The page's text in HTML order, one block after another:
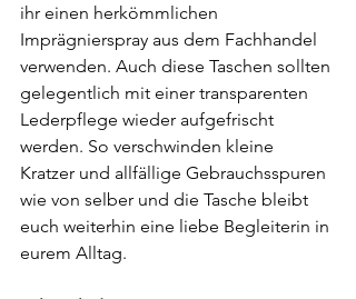
ihr einen herkömmlichen
Imprägnierspray aus dem Fachhandel
verwenden. Auch diese Taschen sollten
gelegentlich mit einer transparenten
Lederpflege wieder aufgefrischt
werden. So verschwinden kleine
Kratzer und allfällige Gebrauchsspuren
wie von selber und die Tasche bleibt
euch weiterhin eine liebe Begleiterin in
eurem Alltag.